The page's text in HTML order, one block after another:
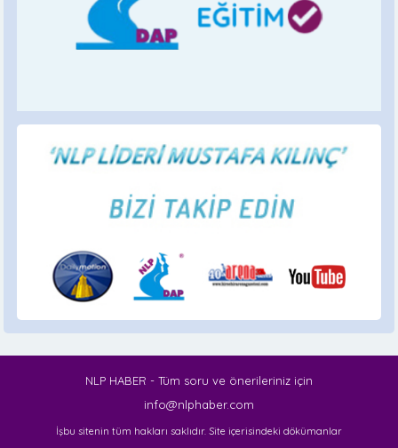
NLP HABER - Tüm soru ve önerileriniz için
info@nlphaber.com
İşbu sitenin tüm hakları saklıdır. Site içerisindeki dökümanlar